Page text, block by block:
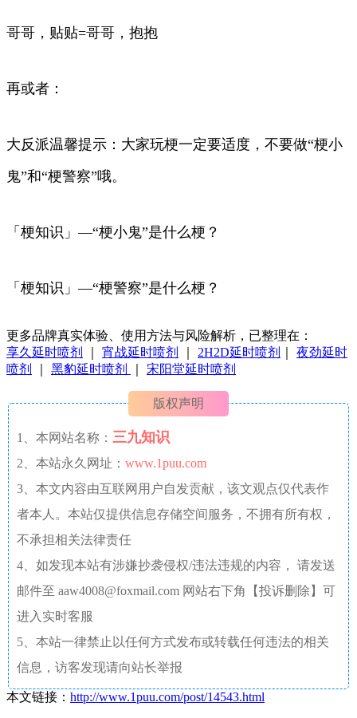
哥哥，贴贴=哥哥，抱抱
再或者：
大反派温馨提示：大家玩梗一定要适度，不要做“梗小
鬼”和“梗警察”哦。
「梗知识」—“梗小鬼”是什么梗？
「梗知识」—“梗警察”是什么梗？
更多品牌真实体验、使用方法与风险解析，已整理在：
享久延时喷剂
宵战延时喷剂 2H2D延时喷剂
夜劲延时
喷剂
黑豹延时喷剂 宋阳堂延时喷剂
版权声明
1、本网站名称： 三九知识
2、本站永久网址： www.1puu.com
3、本文内容由互联网用户自发贡献，该文观点仅代表作
者本人。本站仅提供信息存储空间服务，不拥有所有权，
不承担相关法律责任
4、如发现本站有涉嫌抄袭侵权/违法违规的内容， 请发送
邮件至 aaw4008@foxmail.com 网站右下角【投诉删除】可
进入实时客服
5、本站一律禁止以任何方式发布或转载任何违法的相关
信息，访客发现请向站长举报
本文链接： http://www.1puu.com/post/14543.html